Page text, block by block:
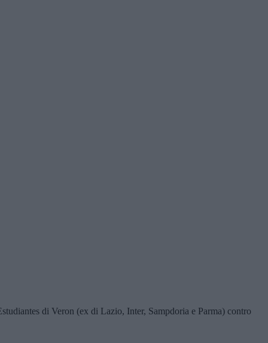
di Veron (ex di Lazio, Inter, Sampdoria e Parma) contro